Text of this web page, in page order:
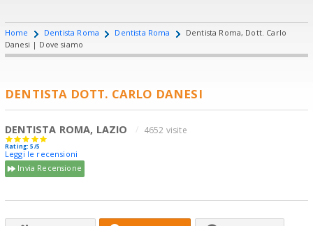
Home Dentista Roma Dentista Roma
Dentista Roma, Dott. Carlo
Danesi | Dove siamo
DENTISTA DOTT. CARLO DANESI
DENTISTA ROMA, LAZIO 4652 visite
Rating: 5/5
Leggi le recensioni
Invia Recensione